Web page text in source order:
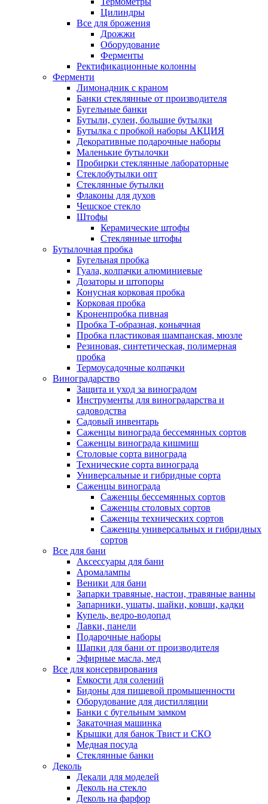
Цилиндры
Все для брожения
Дрожжи
Оборудование
Ферменты
Ректификационные колонны
Ферменти
Лимонадник с краном
Банки стеклянные от производителя
Бугельные банки
Бутыли, сулеи, большие бутылки
Бутылка с пробкой наборы АКЦИЯ
Декоративные подарочные наборы
Маленькие бутылочки
Пробирки стеклянные лабораторные
Стеклобутылки опт
Стеклянные бутылки
Флаконы для духов
Чешское стекло
Штофы
Керамические штофы
Стеклянные штофы
Бутылочная пробка
Бугельная пробка
Гуала, колпачки алюминиевые
Дозаторы и штопоры
Конусная корковая пробка
Корковая пробка
Кроненпробка пивная
Пробка Т-образная, коньячная
Пробка пластиковая шампанская, мюзле
Резиновая, синтетическая, полимерная
пробка
Термоусадочные колпачки
Виноградарство
Защита и уход за виноградом
Инструменты для виноградарства и
садоводства
Садовый инвентарь
Саженцы винограда бессемянных сортов
Саженцы винограда кишмиш
Столовые сорта винограда
Технические сорта винограда
Универсальные и гибридные сорта
Саженцы винограда
Саженцы бессемянных сортов
Саженцы столовых сортов
Саженцы технических сортов
Саженцы универсальных и гибридных
сортов
Все для бани
Аксессуары для бани
Аромалампы
Веники для бани
Запарки травяные, настои, травяные ванны
Запарники, ушаты, шайки, ковши, кадки
Купель, ведро-водопад
Лавки, панели
Подарочные наборы
Шапки для бани от производителя
Эфирные масла, мед
Все для консервирования
Емкости для солений
Бидоны для пищевой промышенности
Оборудование для дистилляции
Банки с бугельным замком
Закаточная машинка
Крышки для банок Твист и СКО
Медная посуда
Стеклянные банки
Деколь
Декали для моделей
Деколь на стекло
Деколь на фарфор